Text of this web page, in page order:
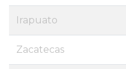
Irapuato
Zacatecas